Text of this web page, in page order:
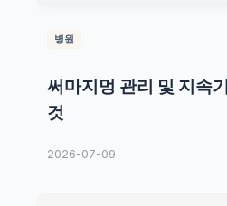
병원
써마지멍 관리 및 지속
것
2026-07-09